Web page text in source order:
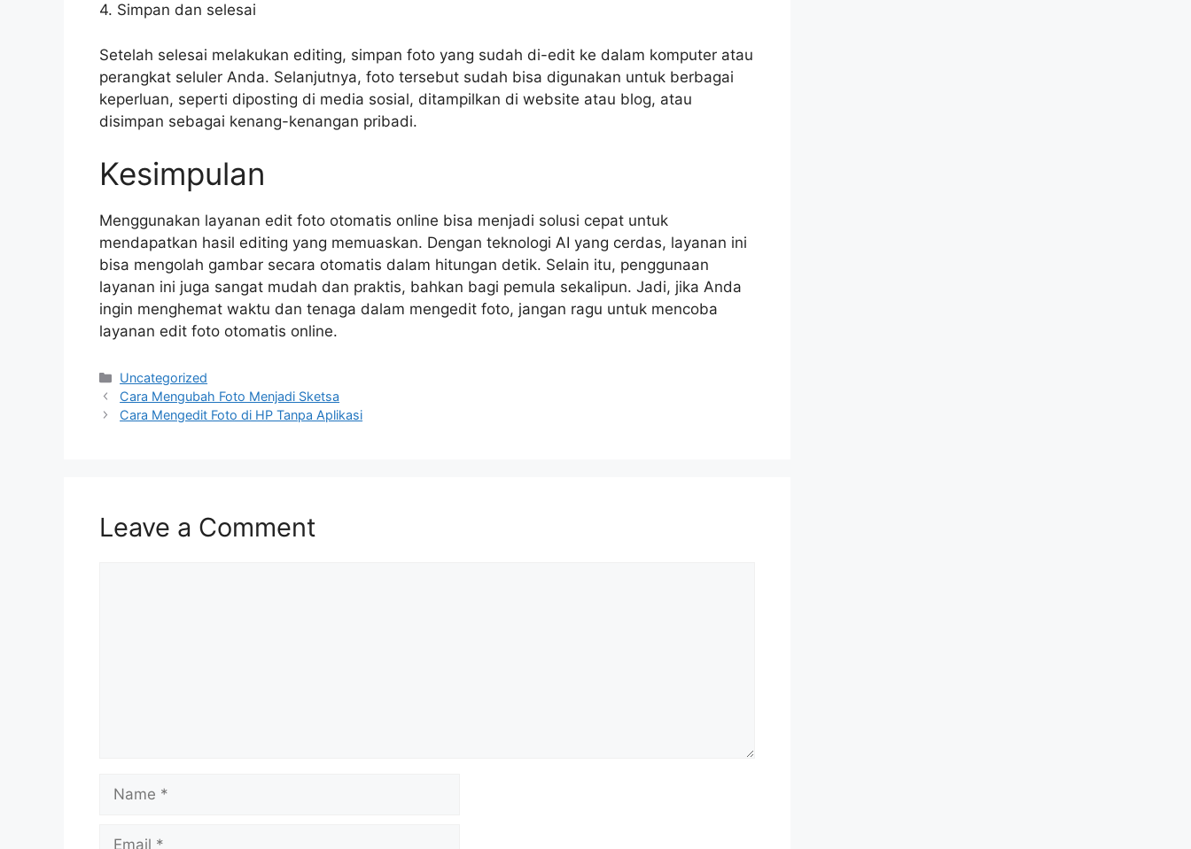
4. Simpan dan selesai
Setelah selesai melakukan editing, simpan foto yang sudah di-edit ke dalam komputer atau
perangkat seluler Anda. Selanjutnya, foto tersebut sudah bisa digunakan untuk berbagai
keperluan, seperti diposting di media sosial, ditampilkan di website atau blog, atau
disimpan sebagai kenang-kenangan pribadi.
Kesimpulan
Menggunakan layanan edit foto otomatis online bisa menjadi solusi cepat untuk
mendapatkan hasil editing yang memuaskan. Dengan teknologi AI yang cerdas, layanan ini
bisa mengolah gambar secara otomatis dalam hitungan detik. Selain itu, penggunaan
layanan ini juga sangat mudah dan praktis, bahkan bagi pemula sekalipun. Jadi, jika Anda
ingin menghemat waktu dan tenaga dalam mengedit foto, jangan ragu untuk mencoba
layanan edit foto otomatis online.
Categories
Uncategorized
Cara Mengubah Foto Menjadi Sketsa
Cara Mengedit Foto di HP Tanpa Aplikasi
Leave a Comment
Name
Email